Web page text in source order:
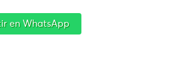
en WhatsApp